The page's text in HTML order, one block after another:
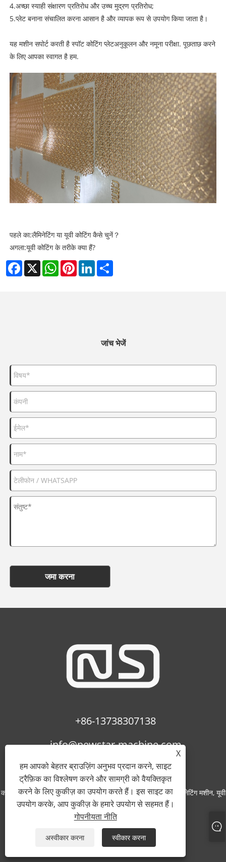
4.अच्छा स्याही संक्षारण प्रतिरोध और उच्च मुद्रण प्रतिरोध;
5.प्लेट बनाना संचालित करना आसान है और व्यापक रूप से उपयोग किया जाता है।
यह मशीन सपोर्ट करती है स्पॉट कोटिंग प्लेटअनुकूलन और नमूना परीक्षा. पूछताछ करने
के लिए आपका स्वागत है हम.
पहले का:लैमिनेटिंग या यूवी कोटिंग कैसे चुनें？
अगला:यूवी कोटिंग के तरीके क्या हैं?
Facebook
X WhatsAppPinterestLinkedIn
जांच भेजें
जमा करना
+86-13738307138
info@newstar-machine.com
कॉपीराइट © 2022 वानजाउ फीहुआ प्रिंटिंग मशीनरी कंपनी लिमिटेड - लैमिनेटिंग मशीन, यूवी
कोटिंग मशीन, बोप फिल्म - सर्वाधिकार सुरक्षित।
Sitemap RSS
X
हम आपको बेहतर ब्राउज़िंग अनुभव प्रदान करने, साइट
ट्रैफ़िक का विश्लेषण करने और सामग्री को वैयक्तिकृत
करने के लिए कुकीज़ का उपयोग करते हैं। इस साइट का
उपयोग करके, आप कुकीज़ के हमारे उपयोग से सहमत हैं।
गोपनीयता नीति
अस्वीकार करना स्वीकार करना